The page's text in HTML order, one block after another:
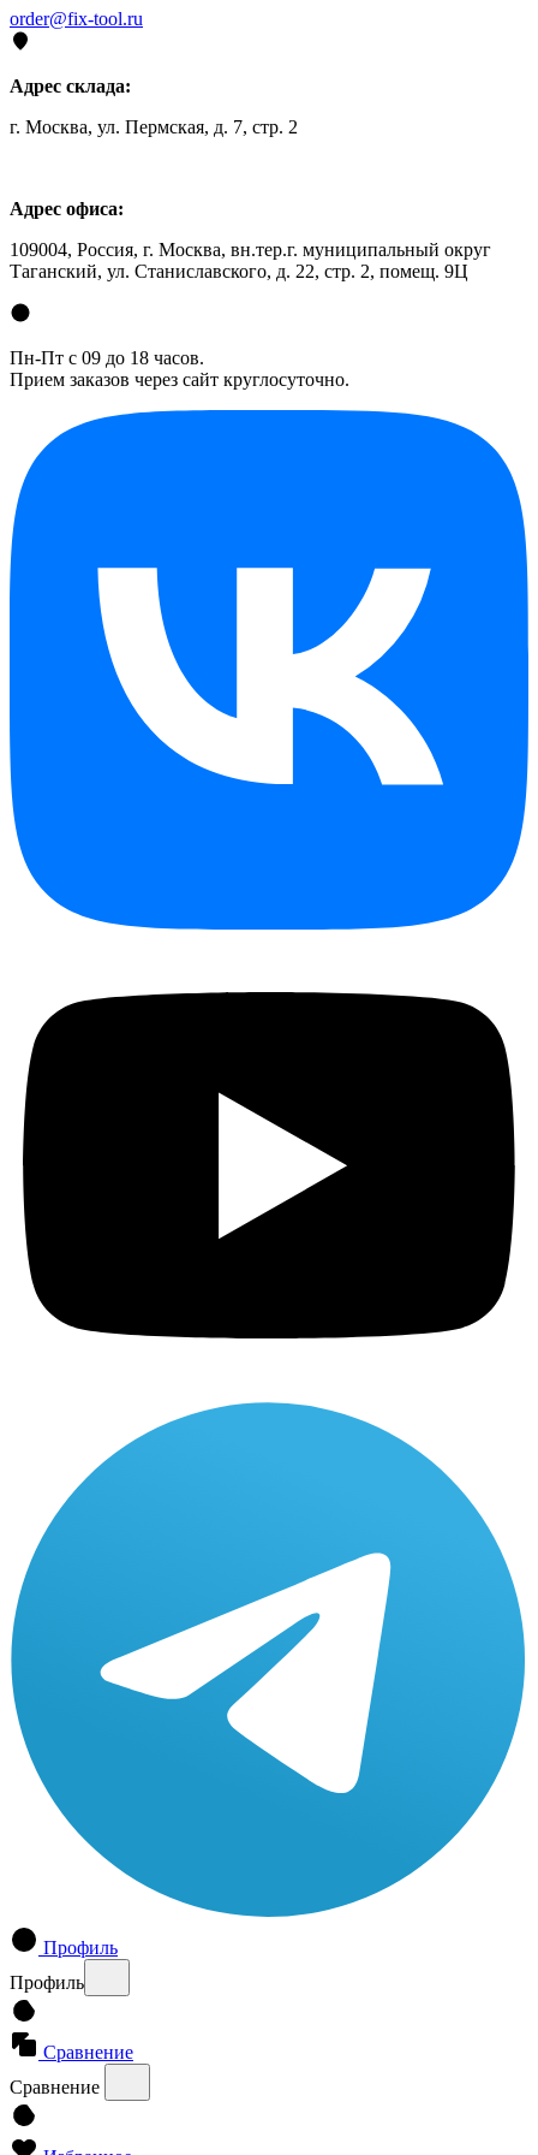
order@fix-tool.ru
Адрес склада:
г. Москва, ул. Пермская, д. 7, стр. 2
Адрес офиса:
109004, Россия, г. Москва, вн.тер.г. муниципальный округ
Таганский, ул. Станиславского, д. 22, стр. 2, помещ. 9Ц
Пн-Пт с 09 до 18 часов.
Прием заказов через сайт круглосуточно.
Профиль
Профиль
Сравнение
Сравнение